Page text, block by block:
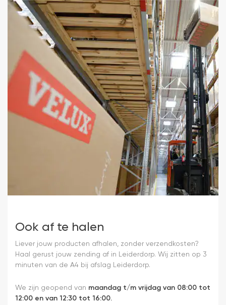
Ook af te halen
Liever jouw producten afhalen, zonder verzendkosten?
Haal gerust jouw zending af in Leiderdorp. Wij zitten op 3
minuten van de A4 bij afslag Leiderdorp.
We zijn geopend van maandag t/m vrijdag van 08:00 tot
12:00 en van 12:30 tot 16:00.